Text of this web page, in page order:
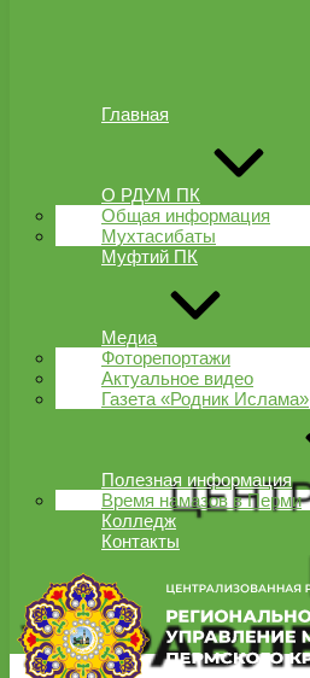
Главная
О РДУМ ПК
Общая информация
Мухтасибаты
Муфтий ПК
Медиа
Фоторепортажи
Актуальное видео
Газета «Родник Ислама»
Полезная информация
Время намазов в Перми
Колледж
Контакты